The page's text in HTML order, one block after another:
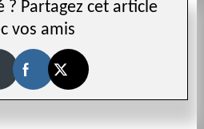
D’ART ET D’ESSAI
RÉPERTOIRE ET D’ESSAI
DE FILMS DE PATRIMOINE
RÉGIONAL DU CINÉMA
? Partagez cet article
vos amis